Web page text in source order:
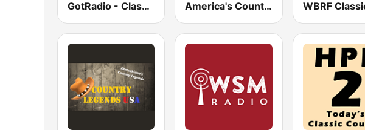
GotRadio - Classic Country America's Country